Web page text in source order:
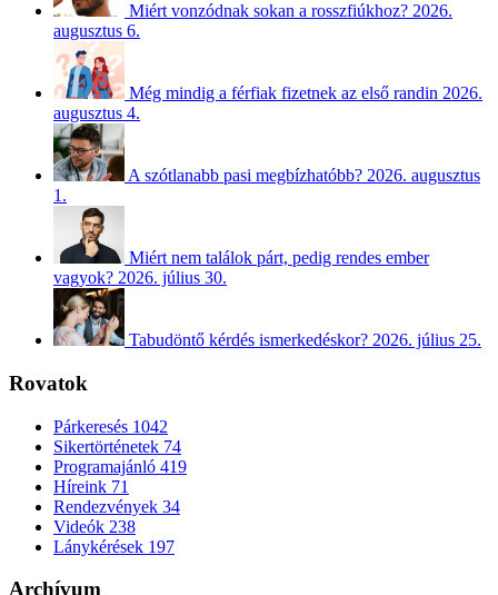
Miért vonzódnak sokan a rosszfiúkhoz? 2026.
augusztus 6.
Még mindig a férfiak fizetnek az első randin 2026.
augusztus 4.
A szótlanabb pasi megbízhatóbb? 2026. augusztus
1.
Miért nem találok párt, pedig rendes ember
vagyok? 2026. július 30.
Tabudöntő kérdés ismerkedéskor? 2026. július 25.
Rovatok
Párkeresés 1042
Sikertörténetek 74
Programajánló 419
Híreink 71
Rendezvények 34
Videók 238
Lánykérések 197
Archívum